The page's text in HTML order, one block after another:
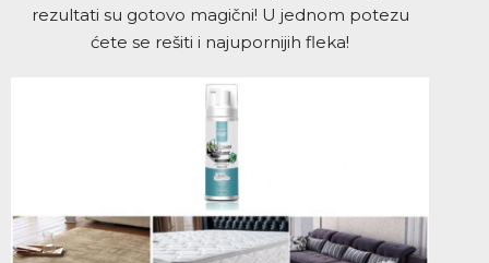
rezultati su gotovo magični! U jednom potezu
ćete se rešiti i najupornijih fleka!